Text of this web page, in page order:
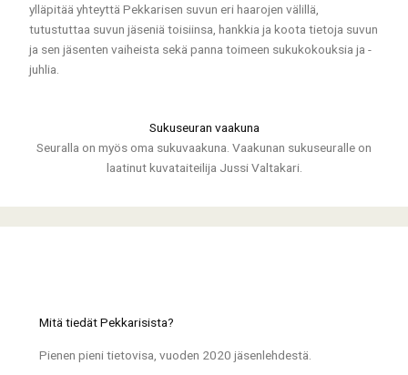
ylläpitää yhteyttä Pekkarisen suvun eri haarojen välillä,
tutustuttaa suvun jäseniä toisiinsa, hankkia ja koota tietoja suvun
ja sen jäsenten vaiheista sekä panna toimeen sukukokouksia ja -
juhlia.
Sukuseuran vaakuna
Seuralla on myös oma sukuvaakuna. Vaakunan sukuseuralle on
laatinut kuvataiteilija Jussi Valtakari.
Mitä tiedät Pekkarisista?
Pienen pieni tietovisa, vuoden 2020 jäsenlehdestä.